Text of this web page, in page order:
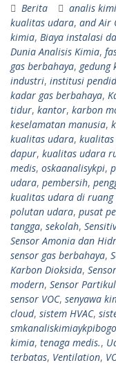
Berita analis
kualitas udara, and Air
kimia, Biaya instalasi
Dunia Analisis Kimia,
gas berbahaya, gedung
industri, institusi
kadar gas berbahaya,
tidur, kantor, karbon
keselamatan manusia,
kualitas udara,
dapur, kualitas udara
medis, oskaanalisykpi,
udara, pembersih,
kualitas udara di
polutan udara, pusat
tangga, sekolah,
Sensor Amonia dan
sensor gas berbahaya,
Karbon Dioksida,
modern, Sensor
sensor VOC, senyawa
cloud, sistem HVAC,
kimia, tenaga medis.,
terbatas, Ventilation,